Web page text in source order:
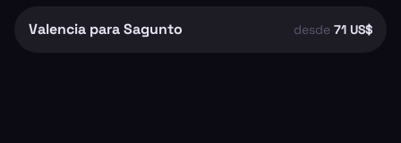
Valencia para Sagunto desde 71 US$